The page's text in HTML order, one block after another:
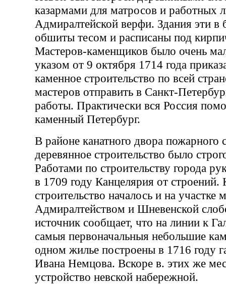
казармами для матросов и работных
Адмиралтейской верфи. Здания эти в
обшиты тесом и расписаны под
Мастеров-каменщиков было очень
указом от 9 октября 1714 года
каменное строительство по всей
мастеров отправить в Санкт-
работы. Практически вся Россия
каменный Петербург.
В районе канатного двора пожарного
деревянное строительство было
Работами по строительству города
в 1709 году Канцелярия от строений.
строительство началось и на участке
Адмиралтейством и Шневенской
источник сообщает, что на линии к
самыя первоначальныя небольшие
одном жилье построены в 1716 году
Ивана Немцова. Вскоре в. этих же
устройство невской набережной.